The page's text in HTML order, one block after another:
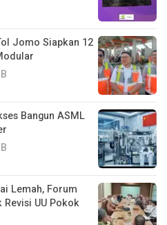
Jomo Siapkan 12
Bangun ASML
Lemah, Forum
Revisi UU Pokok